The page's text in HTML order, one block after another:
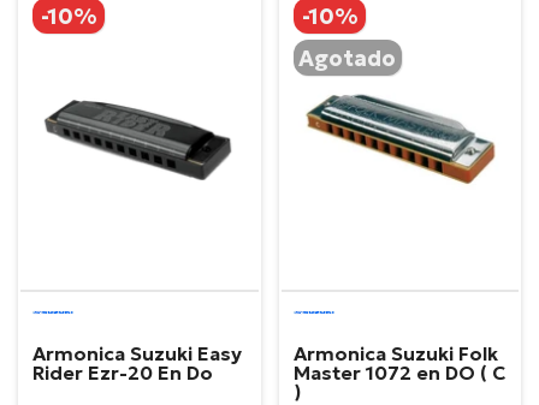
-10%
Armonica Suzuki Easy
Rider Ezr-20 En Do
-10%
Agotado
Armonica Suzuki Folk
Master 1072 en DO ( C
)